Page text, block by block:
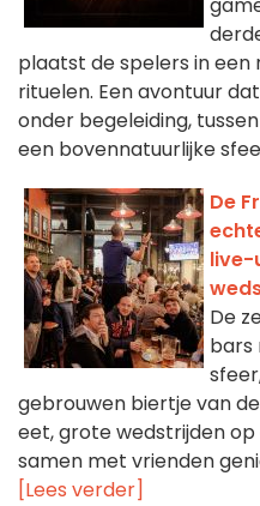
plaatst de spelers in
rituelen. Een avontuur
onder begeleiding,
een bovennatuurlijke
De
live-
De
bars
gebrouwen biertje van
eet, grote wedstrijden
samen met vrienden
[Lees verder]